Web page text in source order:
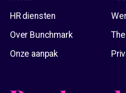
HR diensten
Over Bunchmark
Onze aanpak